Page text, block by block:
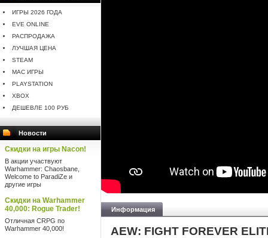
ИГРЫ 2026 ГОДА
EVE ONLINE
РАСПРОДАЖА
ЛУЧШАЯ ЦЕНА
STEAM
MAC ИГРЫ
PLAYSTATION
XBOX
ДЕШЕВЛЕ 100 РУБ
Новости
Скидки на игры Nacon!
В акции участвуют
Warhammer: Chaosbane,
Welcome to ParadiZe и
другие игры
Скидки на Warhammer
40,000: Rogue Trader!
Отличная CRPG по
Warhammer 40,000!
Информация
AEW: FIGHT FOREVER